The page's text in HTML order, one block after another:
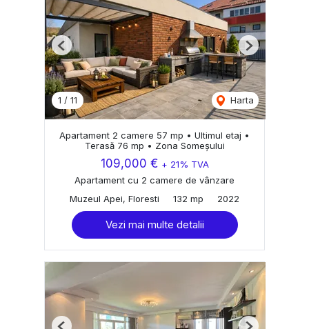
1 / 11 Harta
Previous Next
Apartament 2 camere 57 mp • Ultimul etaj •
Terasă 76 mp • Zona Someșului
109,000 € + 21% TVA
Apartament cu 2 camere de vânzare
Muzeul Apei, Floresti
132 mp 2022
Vezi mai multe detalii